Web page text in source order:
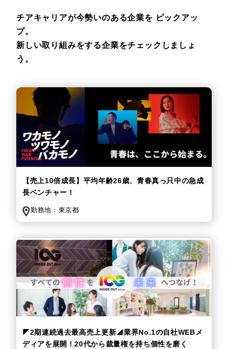
チアキャリアが今勢いのある企業を ピックアッ
プ。
新しい取り組みをする企業をチェックしましょ
う。
【売上10倍成長】平均年齢26歳、青春真っ只中の急成
長ベンチャー！
勤務地： 東京都
◤2期連続過去最高売上更新◢業界No.1の自社WEBメ
ディアを展開！20代から裁量権を持ち個性を磨く